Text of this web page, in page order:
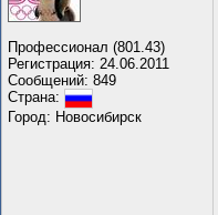
Профессионал (801.43)
Регистрация: 24.06.2011
Сообщений: 849
Страна:
Город: Новосибирск